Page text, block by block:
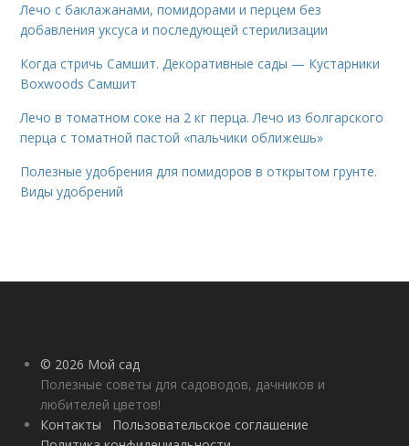
Лечо с баклажанами, помидорами и перцем без
добавления уксуса и последующей стерилизации
Когда стричь Самшит. Декоративные сады — Кустарники
Boxwoods Самшит
Лечо в томатном соке на 2 кг перца. Лечо из болгарского
перца с томатной пастой «пальчики оближешь»
Полезные удобрения для помидоров в открытом грунте.
Виды удобрений
© 2026 Мой сад
Полезные советы для садоводов, дачников и
любителей цветов!
Контакты
Пользовательское соглашение